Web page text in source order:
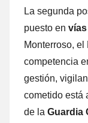
La segunda
puesto en
Monterroso,
competencia
gestión,
cometido está
dе la Guardia